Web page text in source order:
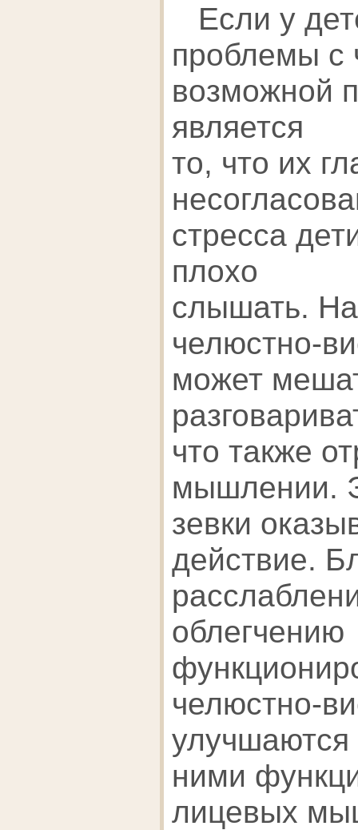
Если у
проблемы с
возможной
является
то, что их
стресса
плохо
слышать.
челюстно-
может
что также
мышлении.
зевки
действие.
облегчению
челюстно-
улучшаются
ними
лицевых